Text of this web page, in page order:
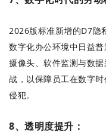
2026版标准新增的D7隐
数字化办公环境中日益
摄像头、软件监测与数
战，以保障员工在数字
侵犯。
8、透明度提升：